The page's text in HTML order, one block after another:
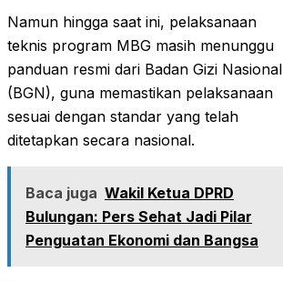
Namun hingga saat ini, pelaksanaan
teknis program MBG masih menunggu
panduan resmi dari Badan Gizi Nasional
(BGN), guna memastikan pelaksanaan
sesuai dengan standar yang telah
ditetapkan secara nasional.
Baca juga Wakil Ketua DPRD
Bulungan: Pers Sehat Jadi Pilar
Penguatan Ekonomi dan Bangsa